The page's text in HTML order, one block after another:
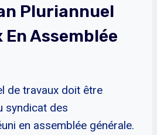
Pluriannuel
En Assemblée
de travaux doit être
syndicat des
en assemblée générale.